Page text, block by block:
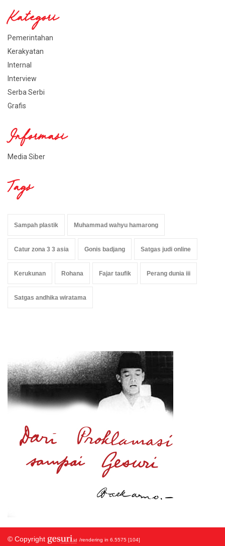
Kategori
Pemerintahan
Kerakyatan
Internal
Interview
Serba Serbi
Grafis
Informasi
Media Siber
Tags
Sampah plastik Muhammad wahyu hamarong
Catur zona 3 3 asia Gonis badjang Satgas judi online
Kerukunan Rohana Fajar taufik Perang dunia iii
Satgas andhika wiratama
© Copyright /rendering in 6.5575 [104]